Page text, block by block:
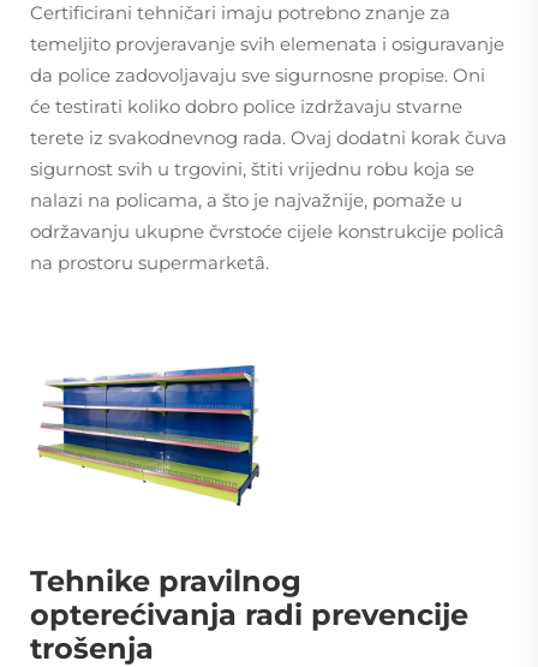
Certificirani tehničari imaju potrebno znanje za
temeljito provjeravanje svih elemenata i osiguravanje
da police zadovoljavaju sve sigurnosne propise. Oni
će testirati koliko dobro police izdržavaju stvarne
terete iz svakodnevnog rada. Ovaj dodatni korak čuva
sigurnost svih u trgovini, štiti vrijednu robu koja se
nalazi na policama, a što je najvažnije, pomaže u
održavanju ukupne čvrstoće cijele konstrukcije policâ
na prostoru supermarketâ.
Tehnike pravilnog
opterećivanja radi prevencije
trošenja